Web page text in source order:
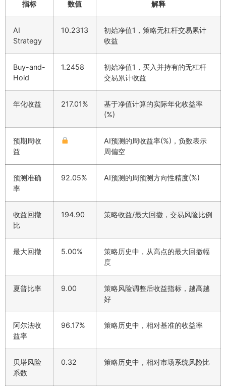
指标 数值 解释
AI
Strategy
10.2313
初始净值1，策略无杠杆交易累计
收益
Buy-and-
Hold
1.2458
初始净值1，买入并持有的无杠杆
交易累计收益
年化收益 217.01%
基于净值计算的实际年化收益率
(%)
预期周收
益
AI预测的周收益率(%)，负数表示
周偏空
预测准确
率
92.05% AI预测的周预测方向性精度(%)
收益回撤
比
194.90 策略收益/最大回撤，交易风险比例
最大回撤 5.00%
策略历史中，从高点的最大回撤幅
度
夏普比率 9.00
策略风险调整后收益指标，越高越
好
阿尔法收
益率
96.17% 策略历史中，相对基准的收益率
贝塔风险
系数
0.32 策略历史中，相对市场系统风险比